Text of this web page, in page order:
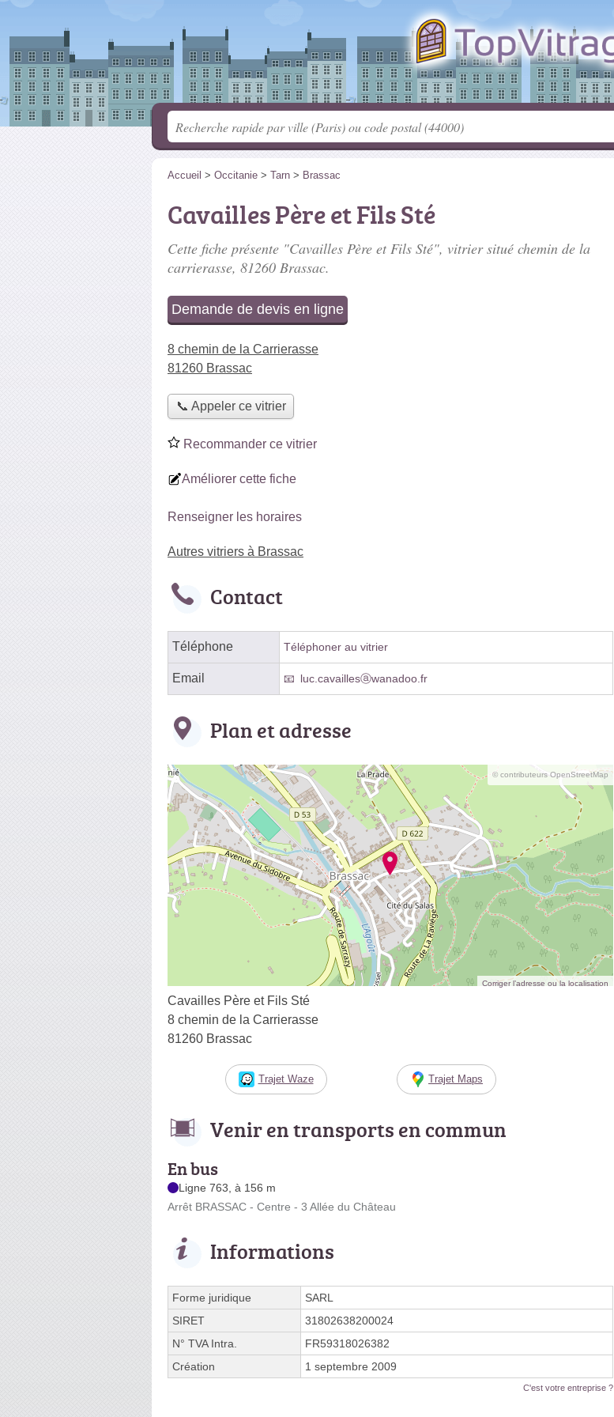
Accueil > Occitanie > Tarn > Brassac
Cavailles Père et Fils Sté
Cette fiche présente "Cavailles Père et Fils Sté", vitrier situé chemin de la
carrierasse, 81260 Brassac.
Demande de devis en ligne
8 chemin de la Carrierasse
81260 Brassac
📞 Appeler ce vitrier
Recommander ce vitrier
Améliorer cette fiche
Renseigner les horaires
Autres vitriers à Brassac
Contact
Téléphone Téléphoner au vitrier
Email luc.cavaillesⓐwanadoo.fr
Plan et adresse
© contributeurs OpenStreetMap
Corriger l’adresse ou la localisation
Cavailles Père et Fils Sté
8 chemin de la Carrierasse
81260 Brassac
Trajet Waze Trajet Maps
Venir en transports en commun
En bus
Ligne 763, à 156 m
Arrêt BRASSAC - Centre - 3 Allée du Château
Informations
Forme juridique
SARL
SIRET
31802638200024
N° TVA Intra.
FR59318026382
Création
1 septembre 2009
C'est votre entreprise ?